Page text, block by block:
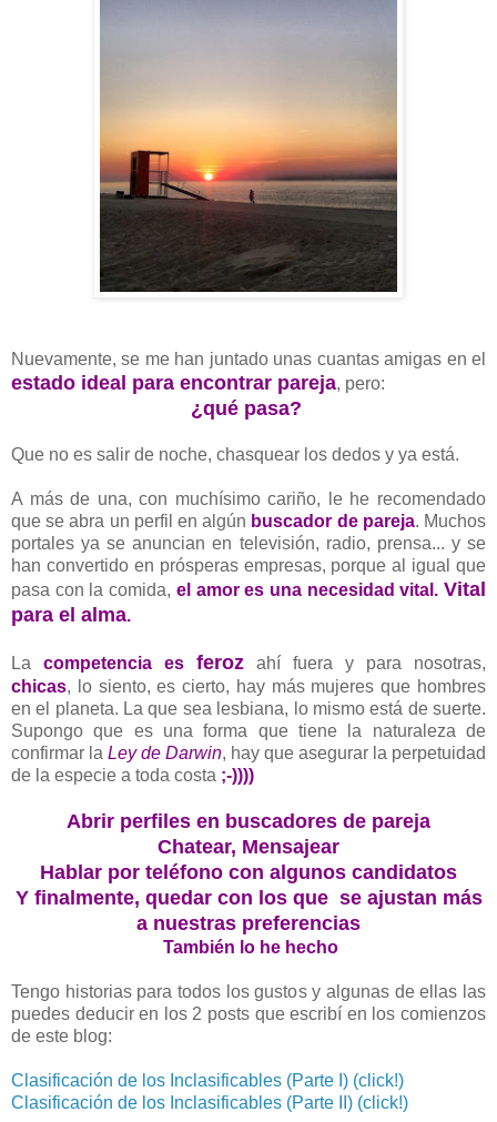
Nuevamente, se me han juntado unas cuantas amigas en el
estado ideal para encontrar pareja, pero:
¿qué pasa?
Que no es salir de noche, chasquear los dedos y ya está.
A más de una, con muchísimo cariño, le he recomendado
que se abra un perfil en algún buscador de pareja. Muchos
portales ya se anuncian en televisión, radio, prensa... y se
han convertido en prósperas empresas, porque al igual que
pasa con la comida, el amor es una necesidad vital.Vital
para el alma.
La competencia es feroz ahí fuera y para nosotras,
chicas, lo siento, es cierto, hay más mujeres que hombres
en el planeta. La que sea lesbiana, lo mismo está de suerte.
Supongo que es una forma que tiene la naturaleza de
confirmar la Ley de Darwin, hay que asegurar la perpetuidad
de la especie a toda costa ;-))))
Abrir perfiles en buscadores de pareja
Chatear, Mensajear
Hablar por teléfono con algunos candidatos
Y finalmente, quedar con los que se ajustan más
a nuestras preferencias
También lo he hecho
Tengo historias para todos los gustos y algunas de ellas las
puedes deducir en los 2 posts que escribí en los comienzos
de este blog:
Clasificación de los Inclasificables (Parte I) (click!)
Clasificación de los Inclasificables (Parte II) (click!)